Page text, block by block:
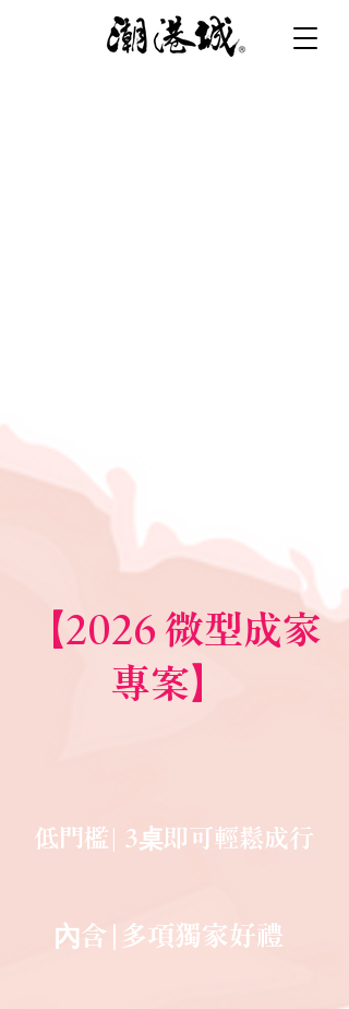
內含|多項獨家好禮
【2026 微型成家
專案】
低門檻| 3桌即可輕鬆成行